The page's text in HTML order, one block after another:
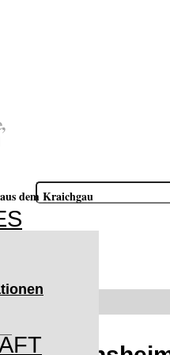
Suchen
nach:
dem Kraichgau